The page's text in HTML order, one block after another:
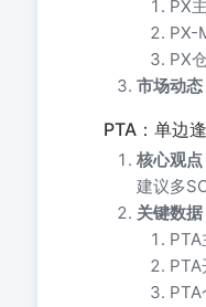
PX
PX-
PX
市场动态
PTA：单边
核心观点
建议多
关键数据
PTA
PTA